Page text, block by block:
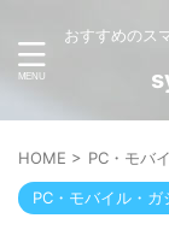
おすすめのス
HOME > PC・モバ
PC・モバイル・ガ